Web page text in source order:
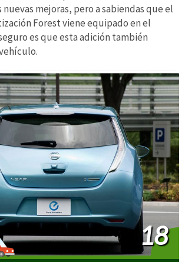
mejoras, pero a sabiendas que el
Forest viene equipado en el
es que esta adición también
18